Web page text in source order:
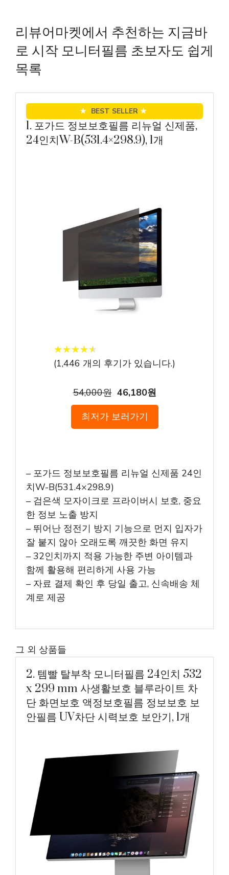
리뷰어마켓에서 추천하는 지금바
로 시작 모니터필름 초보자도 쉽게
목록
★ BEST SELLER ★
1. 포가드 정보보호필름 리뉴얼 신제품,
24인치W-B(531.4×298.9), 1개
★★★★★
★★★★★
(1,446 개의 후기가 있습니다.)
54,000원 46,180원
최저가 보러가기
– 포가드 정보보호필름 리뉴얼 신제품 24인
치W-B(531.4×298.9)
– 검은색 모자이크로 프라이버시 보호, 중요
한 정보 노출 방지
– 뛰어난 정전기 방지 기능으로 먼지 입자가
잘 붙지 않아 오래도록 깨끗한 화면 유지
– 32인치까지 적용 가능한 주변 아이템과
함께 활용해 편리하게 사용 가능
– 자료 결제 확인 후 당일 출고, 신속배송 체
계로 제공
그 외 상품들
2. 템빨 탈부착 모니터필름 24인치 532
x 299 mm 사생활보호 블루라이트 차
단 화면보호 액정보호필름 정보보호 보
안필름 UV차단 시력보호 보안기, 1개